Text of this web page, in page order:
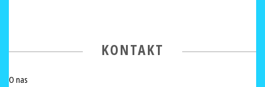
KONTAKT
O nas